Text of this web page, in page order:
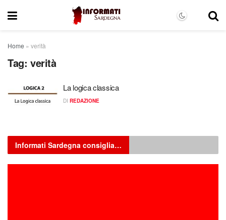
Home » verità
Tag: verità
La logica classica
DI REDAZIONE
Informati Sardegna consiglia…